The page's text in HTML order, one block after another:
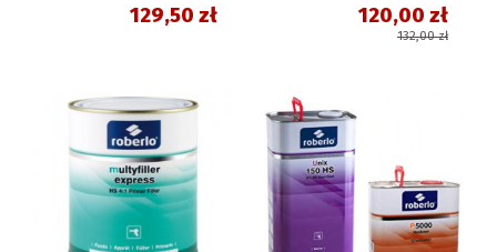
129,50 zł 120,00 zł
132,00 zł